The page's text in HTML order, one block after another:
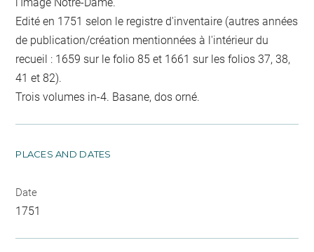
Edité en 1751 selon le registre d'inventaire (autres années
de publication/création mentionnées à l'intérieur du
recueil : 1659 sur le folio 85 et 1661 sur les folios 37, 38,
41 et 82).
Trois volumes in-4. Basane, dos orné.
PLACES AND DATES
Date
1751